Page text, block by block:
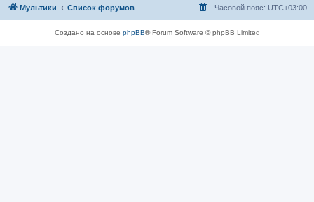
Мультики Список форумов Часовой пояс: UTC+03:00
Создано на основе phpBB® Forum Software © phpBB Limited